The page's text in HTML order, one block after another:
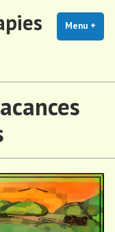
Menu +